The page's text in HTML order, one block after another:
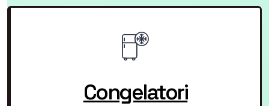
Congelatori